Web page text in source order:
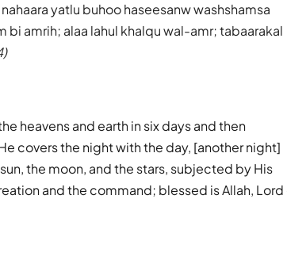
yatlu buhoo haseesanw washshamsa
amrih; alaa lahul khalqu wal-amr; tabaarakal
heavens and earth in six days and then
covers the night with the day, [another night]
the moon, and the stars, subjected by His
and the command; blessed is Allah, Lord